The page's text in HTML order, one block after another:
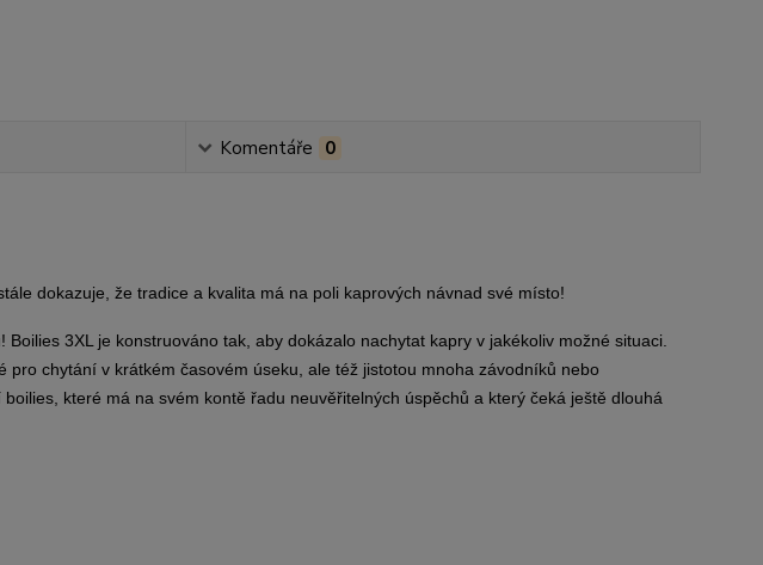
Komentáře 0
dokazuje, že tradice a kvalita má na poli kaprových návnad své místo!
3XL je konstruováno tak, aby dokázalo nachytat kapry v jakékoliv možné situaci.
chytání v krátkém časovém úseku, ale též jistotou mnoha závodníků nebo
které má na svém kontě řadu neuvěřitelných úspěchů a který čeká ještě dlouhá